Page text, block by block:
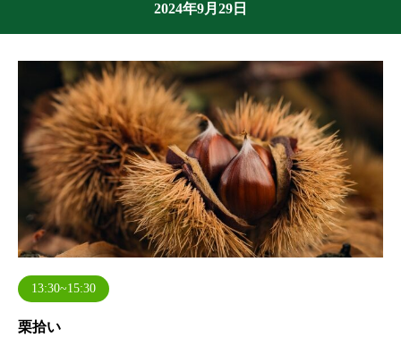
2024年9月29日
13:30~15:30
栗拾い